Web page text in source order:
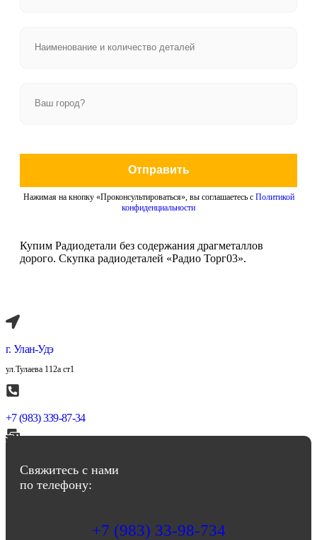
Отправить
Нажимая на кнопку «Проконсультироваться», вы соглашаетесь с Политикой
конфиденциальности
Купим Радиодетали без содержания драгметаллов
дорого. Скупка радиодеталей «Радио Торг03».
г. Улан-Удэ
ул.Тулаева 112а ст1
+7 (983) 339-87-34
Свяжитесь с нами
по телефону:
+7 (983) 33-98-734